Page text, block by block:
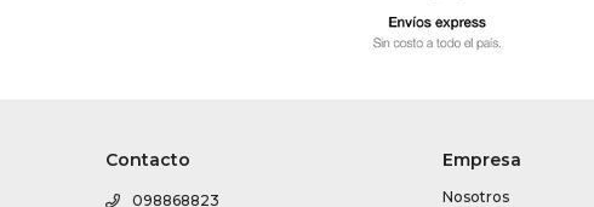
Contacto
098868823
Empresa
Nosotros